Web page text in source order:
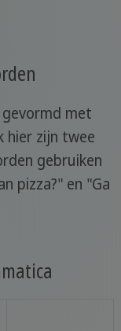
met
hier zijn twee
gebruiken
pizza?" en "Ga